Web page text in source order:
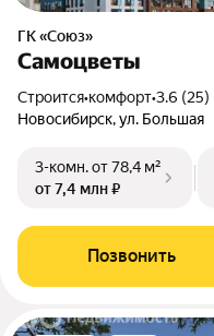
ГК «Союз»
Самоцветы
Строится•комфорт•3.6 (25)
Новосибирск, ул. Большая
3-комн.от 78,4 м²
от 7,4 млн ₽
Позвонить